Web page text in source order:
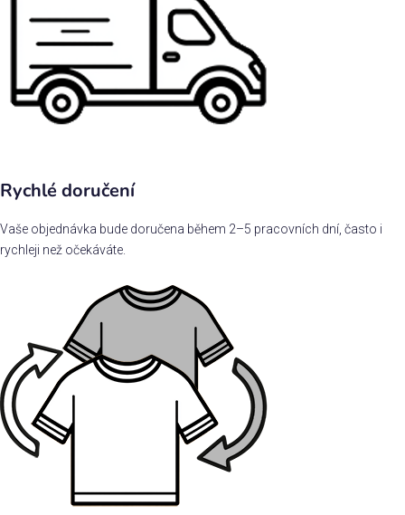
Rychlé doručení
Vaše objednávka bude doručena během 2–5 pracovních dní, často i
rychleji než očekáváte.